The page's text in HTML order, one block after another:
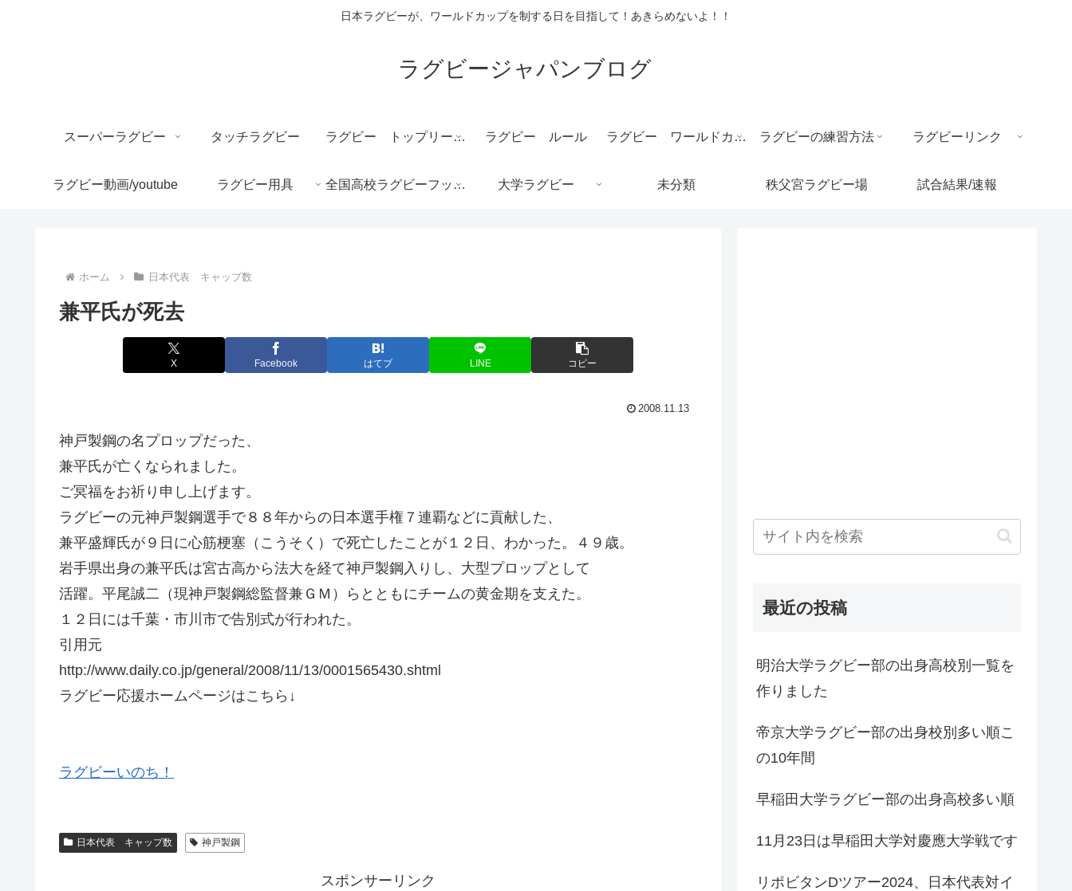
日本ラグビーが、ワールドカップを制する日を目指して！あきらめないよ！！
ラグビージャパンブログ
スーパーラグビー タッチラグビー ラグビー トップリーグ 結果速報 ラグビー ルール ラグビー ワールドカップ ラグビーの練習方法 ラグビーリンク
ラグビー動画/youtube ラグビー用具 全国高校ラグビーフットボール大会/花園 大学ラグビー 未分類 秩父宮ラグビー場 試合結果/速報
ホーム 日本代表 キャップ数
兼平氏が死去
X Facebook はてブ LINE コピー
2008.11.13
神戸製鋼の名プロップだった、
兼平氏が亡くなられました。
ご冥福をお祈り申し上げます。
ラグビーの元神戸製鋼選手で８８年からの日本選手権７連覇などに貢献した、
兼平盛輝氏が９日に心筋梗塞（こうそく）で死亡したことが１２日、わかった。４９歳。
岩手県出身の兼平氏は宮古高から法大を経て神戸製鋼入りし、大型プロップとして
活躍。平尾誠二（現神戸製鋼総監督兼ＧＭ）らとともにチームの黄金期を支えた。
１２日には千葉・市川市で告別式が行われた。
引用元
http://www.daily.co.jp/general/2008/11/13/0001565430.shtml
ラグビー応援ホームページはこちら↓
ラグビーいのち！
日本代表 キャップ数 神戸製鋼
スポンサーリンク
最近の投稿
明治大学ラグビー部の出身高校別一覧を
作りました
帝京大学ラグビー部の出身校別多い順こ
の10年間
早稲田大学ラグビー部の出身高校多い順
11月23日は早稲田大学対慶應大学戦です
リポビタンDツアー2024、日本代表対イ